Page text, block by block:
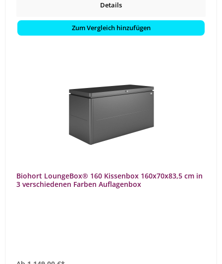
Details
Zum Vergleich hinzufügen
Biohort LoungeBox® 160 Kissenbox 160x70x83,5 cm in
3 verschiedenen Farben Auflagenbox